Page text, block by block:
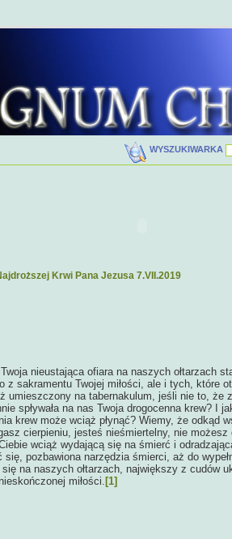
WYSZUKIWARKA
Krwi Pana Jezusa 7.VII.2019
nieustająca ofiara na naszych ołtarzach
z sakramentu Twojej miłości, ale i tych, które
umieszczony na tabernakulum, jeśli nie to, że
spływała na nas Twoja drogocenna krew? I
krew może wciąż płynąć? Wiemy, że odkąd
cierpieniu, jesteś nieśmiertelny, nie
wciąż wydającą się na śmierć i
pozbawiona narzędzia śmierci, aż do
na naszych ołtarzach, największy z cudów
miłości.[1]